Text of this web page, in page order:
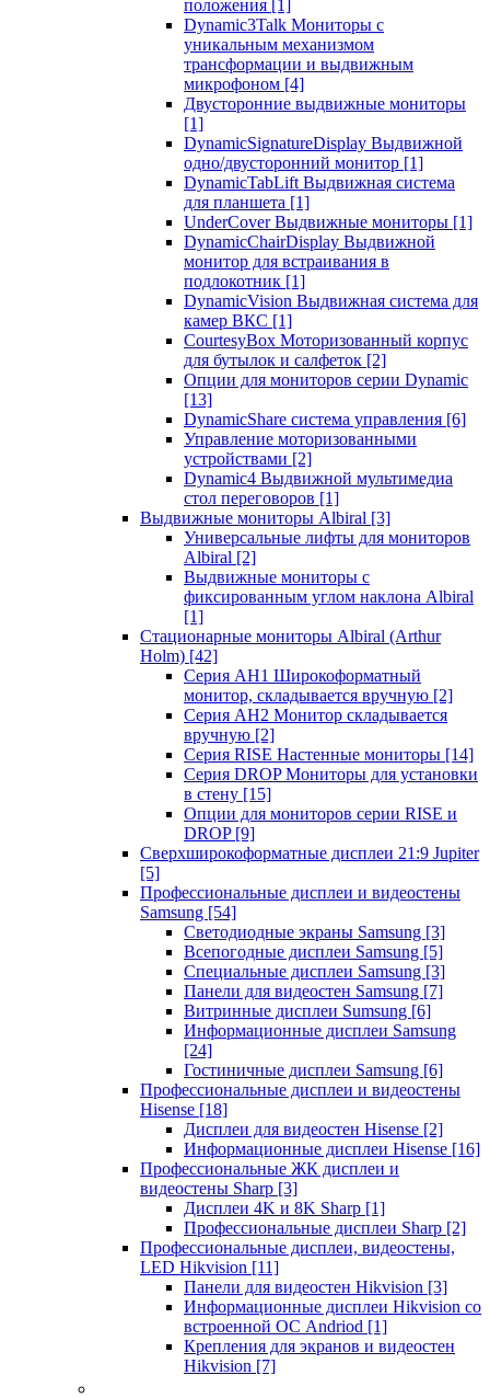
положения [1]
Dynamic3Talk Мониторы с
уникальным механизмом
трансформации и выдвижным
микрофоном [4]
Двусторонние выдвижные мониторы
[1]
DynamicSignatureDisplay Выдвижной
одно/двусторонний монитор [1]
DynamicTabLift Выдвижная система
для планшета [1]
UnderCover Выдвижные мониторы [1]
DynamicChairDisplay Выдвижной
монитор для встраивания в
подлокотник [1]
DynamicVision Выдвижная система для
камер ВКС [1]
CourtesyBox Моторизованный корпус
для бутылок и салфеток [2]
Опции для мониторов серии Dynamic
[13]
DynamicShare система управления [6]
Управление моторизованными
устройствами [2]
Dynamic4 Выдвижной мультимедиа
стол переговоров [1]
Выдвижные мониторы Albiral [3]
Универсальные лифты для мониторов
Albiral [2]
Выдвижные мониторы с
фиксированным углом наклона Albiral
[1]
Стационарные мониторы Albiral (Arthur
Holm) [42]
Серия AH1 Широкоформатный
монитор, складывается вручную [2]
Серия AH2 Монитор складывается
вручную [2]
Серия RISE Настенные мониторы [14]
Серия DROP Мониторы для установки
в стену [15]
Опции для мониторов серии RISE и
DROP [9]
Сверхширокоформатные дисплеи 21:9 Jupiter
[5]
Профессиональные дисплеи и видеостены
Samsung [54]
Светодиодные экраны Samsung [3]
Всепогодные дисплеи Samsung [5]
Специальные дисплеи Samsung [3]
Панели для видеостен Samsung [7]
Витринные дисплеи Sumsung [6]
Информационные дисплеи Samsung
[24]
Гостиничные дисплеи Samsung [6]
Профессиональные дисплеи и видеостены
Hisense [18]
Дисплеи для видеостен Hisense [2]
Информационные дисплеи Hisense [16]
Профессиональные ЖК дисплеи и
видеостены Sharp [3]
Дисплеи 4K и 8K Sharp [1]
Профессиональные дисплеи Sharp [2]
Профессиональные дисплеи, видеостены,
LED Hikvision [11]
Панели для видеостен Hikvision [3]
Информационные дисплеи Hikvision со
встроенной ОС Andriod [1]
Крепления для экранов и видеостен
Hikvision [7]